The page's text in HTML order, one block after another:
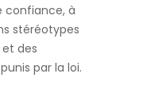
confiance, à
stéréotypes
des
par la loi.